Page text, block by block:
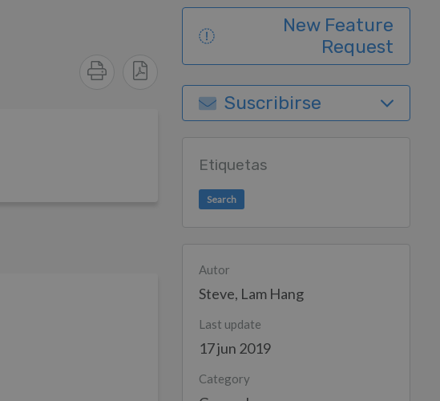
New Feature
Request
Suscribirse
Etiquetas
Search
Autor
Steve, Lam Hang
Last update
17 jun 2019
Category